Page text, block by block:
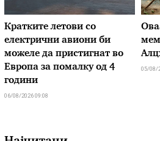
Кратките летови со
електрични авиони би
можеле да пристигнат во
Европа за помалку од 4
години
06/08/2026 09:08
05/08/